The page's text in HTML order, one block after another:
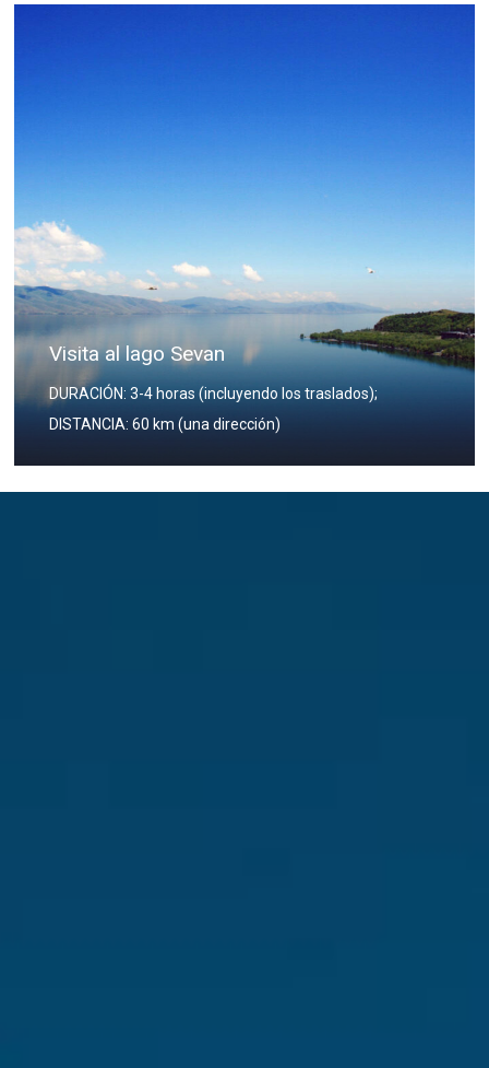
Visita a Jor Virap
DURACIÓN: 3-4 horas (incluyendo los traslados);
DISTANCIA: 60 km (una dirección)